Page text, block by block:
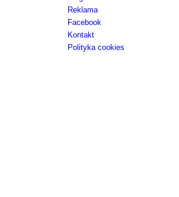
Reklama
Facebook
Kontakt
Polityka cookies